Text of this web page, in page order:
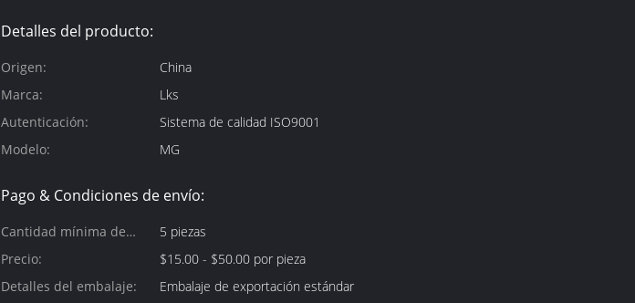
Detalles del producto:
Origen:
China
Marca:
Lks
Autenticación:
Sistema de calidad ISO9001
Modelo:
MG
Pago & Condiciones de envío:
Cantidad mínima de
pedido:
5 piezas
Precio:
$15.00 - $50.00 por pieza
Detalles del embalaje:
Embalaje de exportación estándar